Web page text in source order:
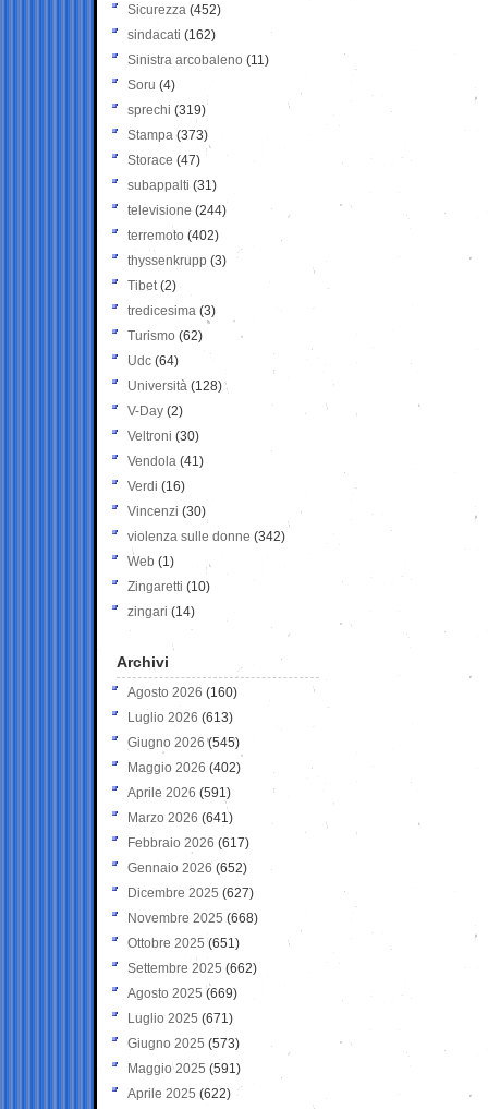
Sicurezza (452)
sindacati (162)
Sinistra arcobaleno (11)
Soru (4)
sprechi (319)
Stampa (373)
Storace (47)
subappalti (31)
televisione(244)
terremoto (402)
thyssenkrupp (3)
Tibet(2)
tredicesima (3)
Turismo (62)
Udc (64)
Università (128)
V-Day (2)
Veltroni (30)
Vendola (41)
Verdi (16)
Vincenzi (30)
violenza sulle donne (342)
Web (1)
Zingaretti (10)
zingari (14)
Archivi
Agosto 2026 (160)
Luglio 2026 (613)
Giugno 2026 (545)
Maggio 2026 (402)
Aprile 2026 (591)
Marzo 2026 (641)
Febbraio 2026 (617)
Gennaio 2026 (652)
Dicembre 2025 (627)
Novembre 2025 (668)
Ottobre 2025 (651)
Settembre 2025 (662)
Agosto 2025 (669)
Luglio 2025 (671)
Giugno 2025 (573)
Maggio 2025 (591)
Aprile 2025 (622)